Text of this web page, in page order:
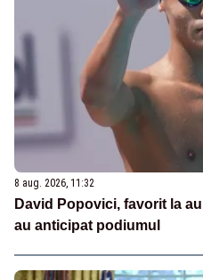
8 aug. 2026, 11:32
David Popovici, favorit la
au anticipat podiumul